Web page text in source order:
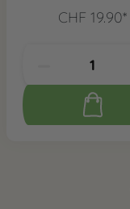
CHF 19.90*